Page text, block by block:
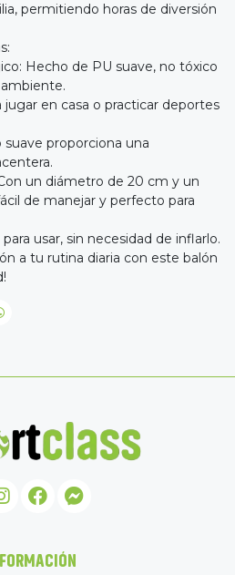
permitiendo horas de diversión
Hecho de PU suave, no tóxico
jugar en casa o practicar deportes
proporciona una
un diámetro de 20 cm y un
de manejar y perfecto para
usar, sin necesidad de inflarlo.
a tu rutina diaria con este balón